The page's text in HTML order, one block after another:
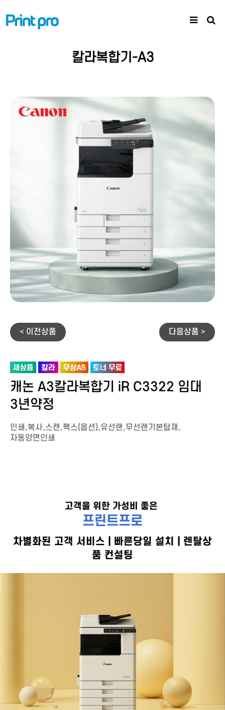
칼라복합기-A3
< 이전상품 다음상품 >
캐논 A3칼라복합기 iR C3322 임대
3년약정
인쇄,복사,스캔,팩스(옵션),유선랜,무선랜기본탑재,
자동양면인쇄
고객을 위한 가성비 좋은
프린트프로
차별화된 고객 서비스 | 빠른당일 설치 | 렌탈상
품 컨설팅